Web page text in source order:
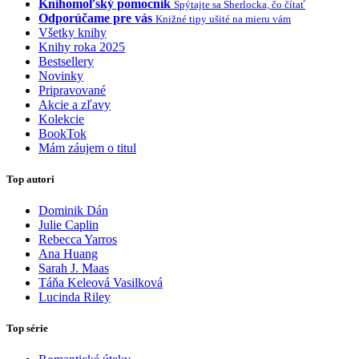
Knihomoľský pomocník Spýtajte sa Sherlocka, čo čítať
Odporúčame pre vás Knižné tipy ušité na mieru vám
Všetky knihy
Knihy roka 2025
Bestsellery
Novinky
Pripravované
Akcie a zľavy
Kolekcie
BookTok
Mám záujem o titul
Top autori
Dominik Dán
Julie Caplin
Rebecca Yarros
Ana Huang
Sarah J. Maas
Táňa Keleová Vasilková
Lucinda Riley
Top série